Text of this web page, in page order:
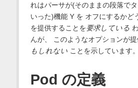
れはパーサが(そのままの段落で
いった)機能 Y を オフにするかど
を提供することを要求している
んが、 このようなオプションが
もしれないことを示しています。
Pod の定義